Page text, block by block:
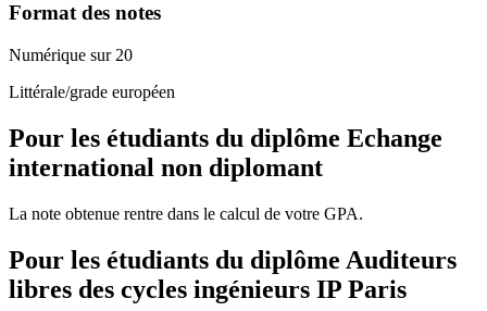
Format des notes
Numérique sur 20
Littérale/grade européen
Pour les étudiants du diplôme Echange
international non diplomant
La note obtenue rentre dans le calcul de votre GPA.
Pour les étudiants du diplôme Auditeurs
libres des cycles ingénieurs IP Paris